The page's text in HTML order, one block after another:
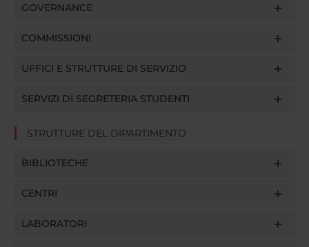
GOVERNANCE
COMMISSIONI
UFFICI E STRUTTURE DI SERVIZIO
SERVIZI DI SEGRETERIA STUDENTI
STRUTTURE DEL DIPARTIMENTO
BIBLIOTECHE
CENTRI
LABORATORI